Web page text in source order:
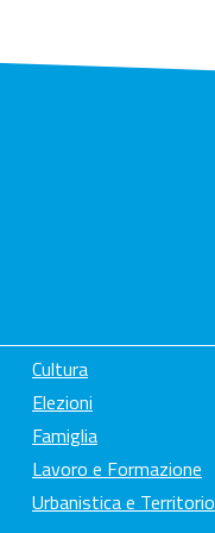
Cultura
Elezioni
Famiglia
Lavoro e Formazione
Urbanistica e Territorio